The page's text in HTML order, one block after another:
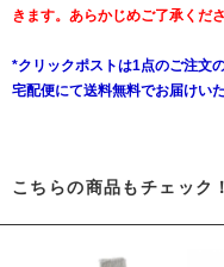
きます。あらかじめご了承くださ
*クリックポストは1点のご注文
宅配便にて送料無料でお届けいた
こちらの商品もチェック！